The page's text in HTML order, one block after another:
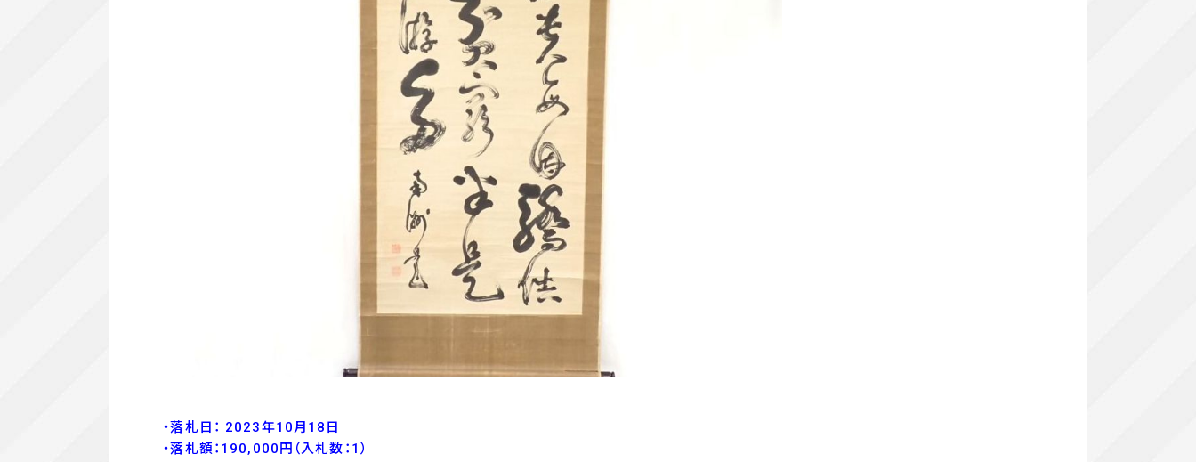
・落札日： 2023年10月18日
・落札額：190,000 円 （入札数：1 ）